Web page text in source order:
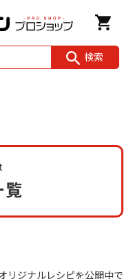
検索
覧
リジナルレシピを公開中で